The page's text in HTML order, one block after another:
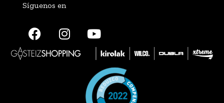
Síguenos en